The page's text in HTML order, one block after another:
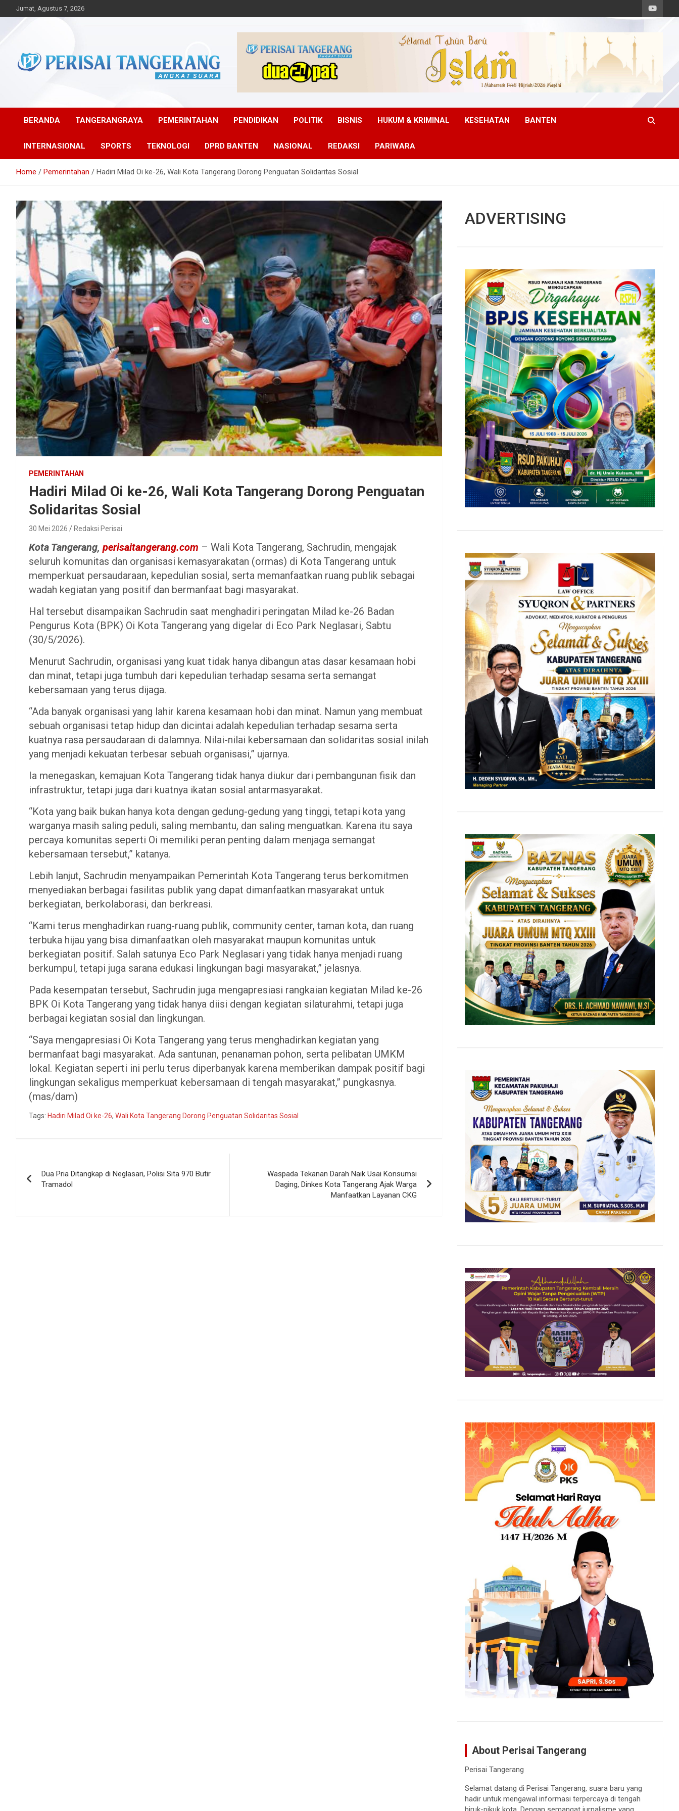
to
Jumat, Agustus 7, 2026
Angkat Suara
BERANDA TANGERANGRAYA PEMERINTAHAN PENDIDIKAN POLITIK BISNIS HUKUM & KRIMINAL KESEHATAN BANTEN
INTERNASIONAL SPORTS TEKNOLOGI DPRD BANTEN NASIONAL REDAKSI PARIWARA
Home Pemerintahan Hadiri Milad Oi ke-26, Wali Kota Tangerang Dorong Penguatan Solidaritas Sosial
PEMERINTAHAN
Hadiri Milad Oi ke-26, Wali Kota Tangerang Dorong Penguatan
Solidaritas Sosial
30 Mei 2026 Redaksi Perisai
Kota Tangerang, perisaitangerang.com – Wali Kota Tangerang, Sachrudin, mengajak
seluruh komunitas dan organisasi kemasyarakatan (ormas) di Kota Tangerang untuk
memperkuat persaudaraan, kepedulian sosial, serta memanfaatkan ruang publik sebagai
wadah kegiatan yang positif dan bermanfaat bagi masyarakat.
Hal tersebut disampaikan Sachrudin saat menghadiri peringatan Milad ke-26 Badan
Pengurus Kota (BPK) Oi Kota Tangerang yang digelar di Eco Park Neglasari, Sabtu
(30/5/2026).
Menurut Sachrudin, organisasi yang kuat tidak hanya dibangun atas dasar kesamaan hobi
dan minat, tetapi juga tumbuh dari kepedulian terhadap sesama serta semangat
kebersamaan yang terus dijaga.
“Ada banyak organisasi yang lahir karena kesamaan hobi dan minat. Namun yang membuat
sebuah organisasi tetap hidup dan dicintai adalah kepedulian terhadap sesama serta
kuatnya rasa persaudaraan di dalamnya. Nilai-nilai kebersamaan dan solidaritas sosial inilah
yang menjadi kekuatan terbesar sebuah organisasi,” ujarnya.
Ia menegaskan, kemajuan Kota Tangerang tidak hanya diukur dari pembangunan fisik dan
infrastruktur, tetapi juga dari kuatnya ikatan sosial antarmasyarakat.
“Kota yang baik bukan hanya kota dengan gedung-gedung yang tinggi, tetapi kota yang
warganya masih saling peduli, saling membantu, dan saling menguatkan. Karena itu saya
percaya komunitas seperti Oi memiliki peran penting dalam menjaga semangat
kebersamaan tersebut,” katanya.
Lebih lanjut, Sachrudin menyampaikan Pemerintah Kota Tangerang terus berkomitmen
menyediakan berbagai fasilitas publik yang dapat dimanfaatkan masyarakat untuk
berkegiatan, berkolaborasi, dan berkreasi.
“Kami terus menghadirkan ruang-ruang publik, community center, taman kota, dan ruang
terbuka hijau yang bisa dimanfaatkan oleh masyarakat maupun komunitas untuk
berkegiatan positif. Salah satunya Eco Park Neglasari yang tidak hanya menjadi ruang
berkumpul, tetapi juga sarana edukasi lingkungan bagi masyarakat,” jelasnya.
Pada kesempatan tersebut, Sachrudin juga mengapresiasi rangkaian kegiatan Milad ke-26
BPK Oi Kota Tangerang yang tidak hanya diisi dengan kegiatan silaturahmi, tetapi juga
berbagai kegiatan sosial dan lingkungan.
“Saya mengapresiasi Oi Kota Tangerang yang terus menghadirkan kegiatan yang
bermanfaat bagi masyarakat. Ada santunan, penanaman pohon, serta pelibatan UMKM
lokal. Kegiatan seperti ini perlu terus diperbanyak karena memberikan dampak positif bagi
lingkungan sekaligus memperkuat kebersamaan di tengah masyarakat,” pungkasnya.
(mas/dam)
Tags: Hadiri Milad Oi ke-26, Wali Kota Tangerang Dorong Penguatan Solidaritas Sosial
pos
Dua Pria Ditangkap di Neglasari, Polisi Sita 970 Butir
Tramadol
Waspada Tekanan Darah Naik Usai Konsumsi
Daging, Dinkes Kota Tangerang Ajak Warga
Manfaatkan Layanan CKG
ADVERTISING
About Perisai Tangerang
Perisai Tangerang
Selamat datang di Perisai Tangerang, suara baru yang
hadir untuk mengawal informasi terpercaya di tengah